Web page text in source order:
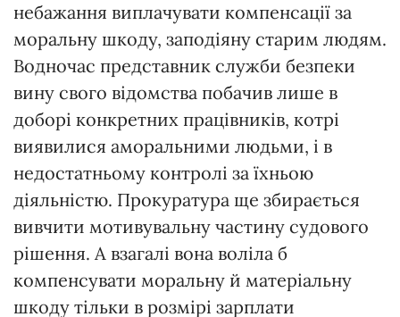
небажання виплачувати компенсації за
моральну шкоду, заподіяну старим людям.
Водночас представник служби безпеки
вину свого відомства побачив лише в
доборі конкретних працівників, котрі
виявилися аморальними людьми, і в
недостатньому контролі за їхньою
діяльністю. Прокуратура ще збирається
вивчити мотивувальну частину судового
рішення. А взагалі вона воліла б
компенсувати моральну й матеріальну
шкоду тільки в розмірі зарплати